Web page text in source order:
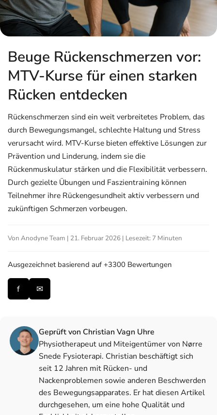
Beuge Rückenschmerzen vor:
MTV-Kurse für einen starken
Rücken entdecken
Rückenschmerzen sind ein weit verbreitetes Problem, das
durch Bewegungsmangel, schlechte Haltung und Stress
verursacht wird. MTV-Kurse bieten effektive Lösungen zur
Prävention und Linderung, indem sie die
Rückenmuskulatur stärken und die Flexibilität verbessern.
Durch gezielte Übungen und Faszientraining können
Teilnehmer ihre Rückengesundheit aktiv verbessern und
zukünftigen Schmerzen vorbeugen.
Von Anodyne Team | 21. Februar 2026 | Lesezeit: 7 Minuten
Ausgezeichnet basierend auf +3300 Bewertungen
f ✉
Geprüft von Christian Vagn Uhre
Physiotherapeut und Miteigentümer von Nørre
Snede Fysioterapi. Christian beschäftigt sich
seit 12 Jahren mit Rücken- und
Nackenproblemen sowie anderen Beschwerden
des Bewegungsapparates. Er hat diesen Artikel
durchgesehen, um eine hohe Qualität und